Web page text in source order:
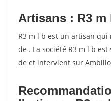
Artisans : R3 m
R3 m l b est un artisan
de . La société R3 m l b
de et intervient sur